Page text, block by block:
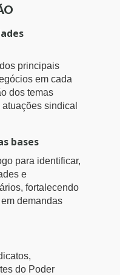
principais
em cada
dos temas
sindical
bases
para identificar,
e
fortalecendo
demandas
do Poder